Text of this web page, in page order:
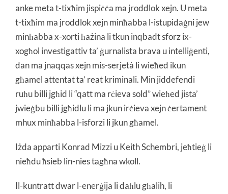
anke meta t-tixħim jispiċċa ma jroddlok xejn. U meta
t-tixħim ma jroddlok xejn minħabba l-istupidaġni jew
minħabba x-xorti ħażina li tkun inqbadt sforz ix-
xogħol investigattiv ta’ ġurnalista brava u intelliġenti,
dan ma jnaqqas xejn mis-serjetà li wieħed ikun
għamel attentat ta’ reat kriminali. Min jiddefendi
ruħu billi jgħid li “qatt ma rċieva sold” wieħed jista’
jwieġbu billi jgħidlu li ma jkun irċieva xejn ċertament
mhux minħabba l-isforzi li jkun għamel.
Iżda apparti Konrad Mizzi u Keith Schembri, jeħtieġ li
nieħdu ħsieb lin-nies tagħna wkoll.
Il-kuntratt dwar l-enerġija li daħlu għalih, li